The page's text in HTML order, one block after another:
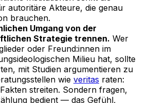
autoritäre Akteure, die genau
brauchen.
Umgang von der
Strategie trennen. Wer
oder Freund:innen im
Milieu hat, sollte
mit Studien argumentieren zu
wie veritas raten:
streiten. Sondern fragen,
bedient — das Gefühl,